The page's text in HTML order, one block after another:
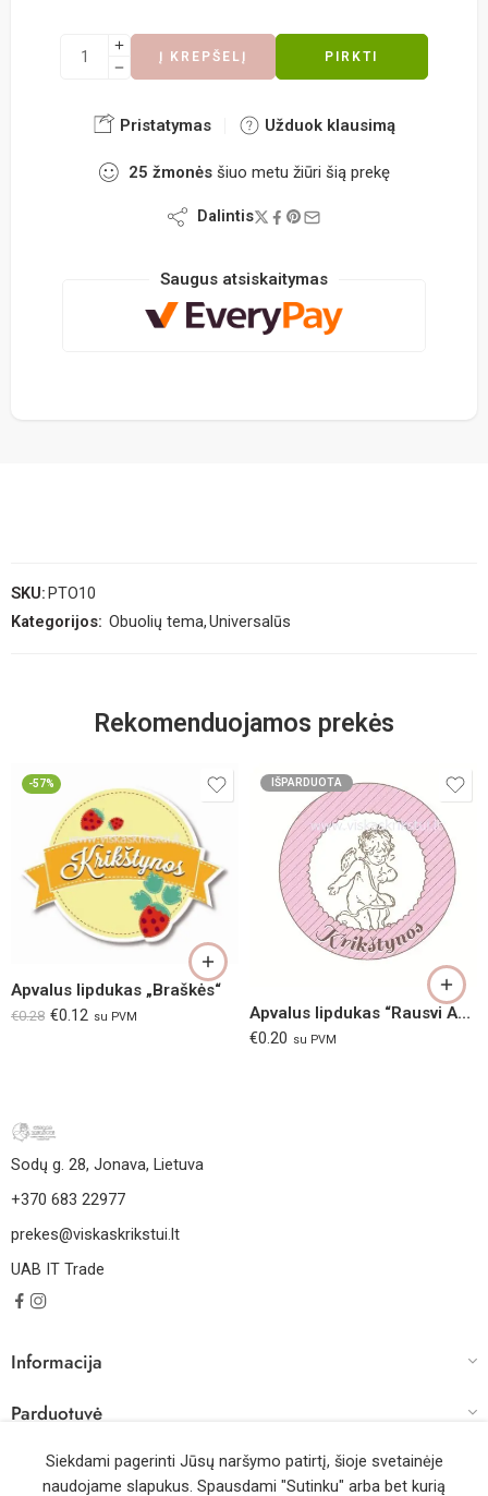
Į KREPŠELĮ PIRKTI
Pristatymas Užduok klausimą
25 žmonės šiuo metu žiūri šią prekę
Dalintis
Saugus atsiskaitymas
SKU: PTO10
Kategorijos: Obuolių tema,Universalūs
Rekomenduojamos prekės
-57%
Apvalus lipdukas „Braškės“
€0.28 €0.12 su PVM
IŠPARDUOTA
Apvalus lipdukas “Rausvi Angelai”
€0.20 su PVM
Sodų g. 28, Jonava, Lietuva
+370 683 22977
prekes@viskaskrikstui.lt
UAB IT Trade
Informacija
Parduotuvė
Darbo laikas
Siekdami pagerinti Jūsų naršymo patirtį, šioje svetainėje
naudojame slapukus. Spausdami "Sutinku" arba bet kurią